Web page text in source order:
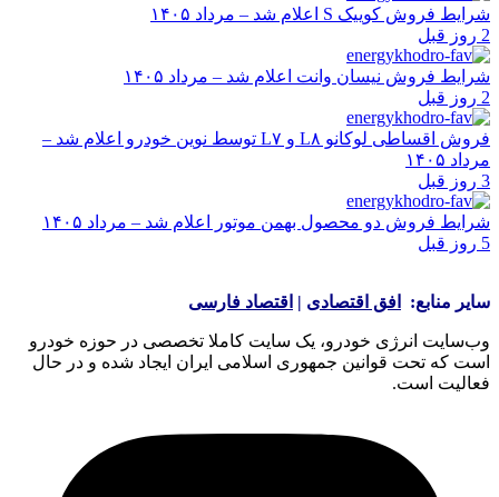
شرایط فروش کوییک S اعلام شد – مرداد ۱۴۰۵
2 روز قبل
شرایط فروش نیسان وانت اعلام شد – مرداد ۱۴۰۵
2 روز قبل
فروش اقساطی لوکانو L۸ و L۷ توسط نوین خودرو اعلام شد –
مرداد ۱۴۰۵
3 روز قبل
شرایط فروش دو محصول بهمن موتور اعلام شد – مرداد ۱۴۰۵
5 روز قبل
سایر منابع: افق اقتصادی | اقتصاد فارسی
وب‌سایت انرژی خودرو، یک سایت کاملا تخصصی در حوزه خودرو
است که تحت قوانین جمهوری اسلامی ایران ایجاد شده و در حال
فعالیت است.